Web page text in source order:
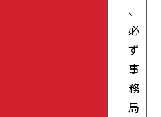
、
必
ず
事
務
局